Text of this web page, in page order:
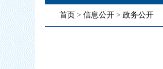
首页 > 信息公开 > 政务公开